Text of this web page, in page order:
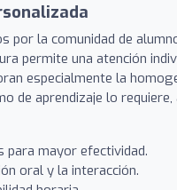
por la comunidad de
permite una atención
especialmente la
de aprendizaje lo
para mayor efectividad.
oral y la interacción.